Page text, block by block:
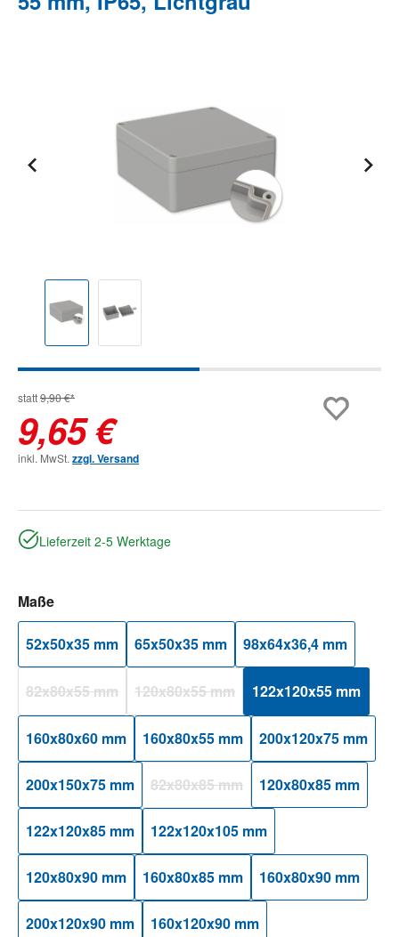
statt9,90 €*
9,65 €
inkl. MwSt. zzgl. Versand
Lieferzeit 2-5 Werktage
Maßeauswählen
52x50x35 mm 65x50x35 mm 98x64x36,4 mm
82x80x55 mm(Diese Option ist zurzeit nicht verfügbar.)
120x80x55 mm(Diese Option ist zurzeit nicht verfügbar.)
122x120x55 mm
160x80x60 mm 160x80x55 mm 200x120x75 mm
200x150x75 mm 82x80x85 mm(Diese Option ist zurzeit nicht
120x80x85 mm
122x120x85 mm 122x120x105 mm
120x80x90 mm 160x80x85 mm 160x80x90 mm
200x120x90 mm 160x120x90 mm